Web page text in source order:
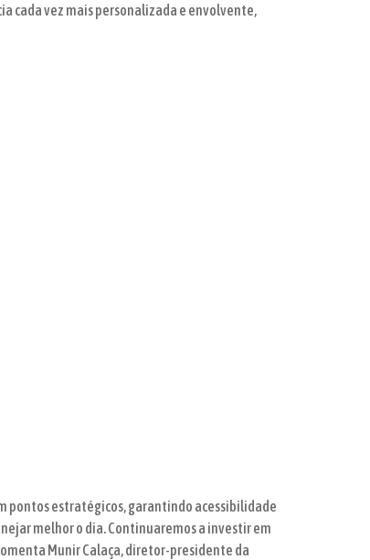
cada vez mais personalizada e envolvente,
pontos estratégicos, garantindo acessibilidade
melhor o dia. Continuaremos a investir em
Munir Calaça, diretor-presidente da